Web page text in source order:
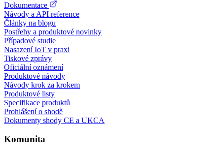
Dokumentace
Návody a API reference
Články na blogu
Postřehy a produktové novinky
Případové studie
Nasazení IoT v praxi
Tiskové zprávy
Oficiální oznámení
Produktové návody
Návody krok za krokem
Produktové listy
Specifikace produktů
Prohlášení o shodě
Dokumenty shody CE a UKCA
Komunita